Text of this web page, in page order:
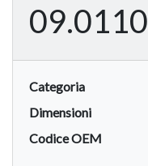
09.0110
Categoria
Dimensioni
Codice OEM